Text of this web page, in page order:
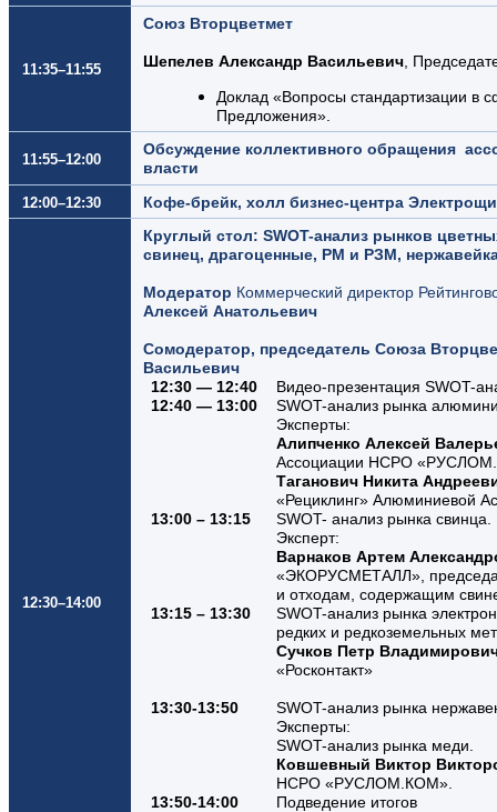
11:35–11:55
Союз Вторцветмет
Шепелев Александр Васильевич,
Доклад «Вопросы стандартизации в
Предложения».
11:55–12:00
Обсуждение коллективного обращения
власти
12:00–12:30 Кофе-брейк, холл бизнес-центра
12:30–14:00
Круглый стол: SWOT-анализ рынков
свинец, драгоценные, РМ и РЗМ,
Модератор Коммерческий директор
Алексей Анатольевич
Сомодератор, председатель Союза
Васильевич
12:30 — 12:40
Видео-презентация SWOT-
12:40 — 13:00
SWOT-анализ рынка
Эксперты:
Алипченко Алексей
Ассоциации НСРО
Таганович Никита
«Рециклинг» Алюминиевой
13:00 – 13:15
SWOT- анализ рынка свинца.
Эксперт:
Варнаков Артем
«ЭКОРУСМЕТАЛЛ»,
и отходам, содержащим
13:15 – 13:30
SWOT-анализ рынка
редких и редкоземельных
Сучков Петр
«Росконтакт»
13:30-13:50
SWOT-анализ рынка
Эксперты:
SWOT-анализ рынка меди.
Ковшевный Виктор
НСРО «РУСЛОМ.КОМ».
13:50-14:00
Подведение итогов